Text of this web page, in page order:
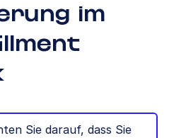
im
Sie darauf, dass Sie